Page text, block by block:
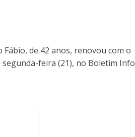
de 42 anos, renovou com o
feira (21), no Boletim